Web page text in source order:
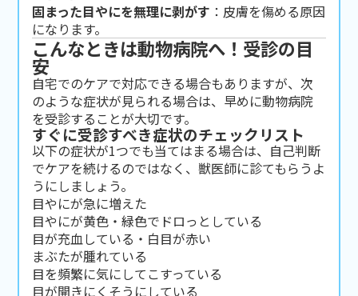
固まった目やにを無理に剥がす ：皮膚を傷める原因
になります。
こんなときは動物病院へ！受診の目
安
自宅でのケアで対応できる場合もありますが、次
のような症状が見られる場合は、早めに動物病院
を受診することが大切です。
すぐに受診すべき症状のチェックリスト
以下の症状が1つでも当てはまる場合は、自己判断
でケアを続けるのではなく、獣医師に診てもらうよ
うにしましょう。
目やにが急に増えた
目やにが黄色・緑色でドロっとしている
目が充血している・白目が赤い
まぶたが腫れている
目を頻繁に気にしてこすっている
目が開きにくそうにしている